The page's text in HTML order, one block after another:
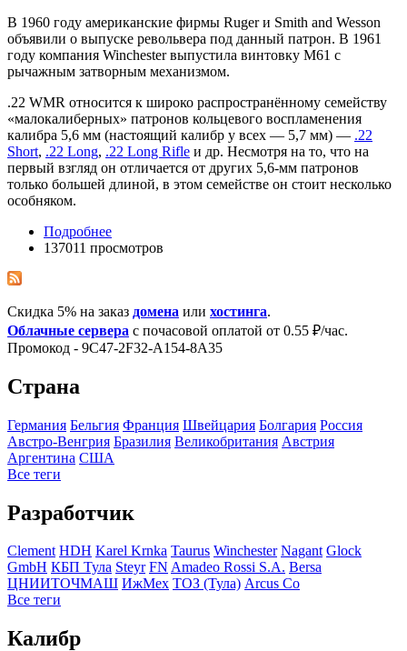
В 1960 году американские фирмы Ruger и Smith and Wesson
объявили о выпуске револьвера под данный патрон. В 1961
году компания Winchester выпустила винтовку М61 с
рычажным затворным механизмом.
.22 WMR относится к широко распространённому семейству
«малокалиберных» патронов кольцевого воспламенения
калибра 5,6 мм (настоящий калибр у всех — 5,7 мм) — .22
Short, .22 Long, .22 Long Rifle и др. Несмотря на то, что на
первый взгляд он отличается от других 5,6-мм патронов
только большей длиной, в этом семействе он стоит несколько
особняком.
Подробнее
137011 просмотров
Скидка 5% на заказ домена или хостинга.
Облачные сервера с почасовой оплатой от 0.55 ₽/час.
Промокод - 9C47-2F32-A154-8A35
Страна
Германия Бельгия Франция Швейцария Болгария Росcия
Австро-Венгрия Бразилия Великобритания Австрия
Аргентина США
Все теги
Разработчик
Clement HDH Karel Krnka Taurus Winchester Nagant Glock
GmbH КБП Тула Steyr FN Amadeo Rossi S.A. Bersa
ЦНИИТОЧМАШ ИжМех ТОЗ (Тула) Arcus Co
Все теги
Калибр